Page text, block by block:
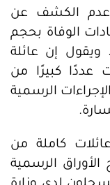
عدم الكشف عن
الوفاة بحجم
ويقول إن عائلة
عددًا كبيرًا من
الرسمية
كاملة من
الأوراق الرسمية